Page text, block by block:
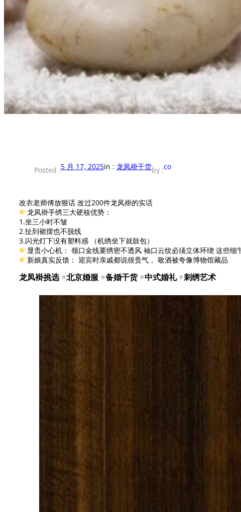
Posted :5 月 17, 2025in : 龙凤褂干货by :co
改衣老师傅放狠话 改过200件龙凤褂的实话
龙凤褂手绣三大硬核优势：
1.坐三小时不皱
2.扯到裙摆也不脱线
3.闪光灯下没有塑料感 （机绣坐下就鼓包）
显贵小心机： 领口金线要绣密不透风 袖口云纹必须立体环绕 这些细
新娘真实反馈： 迎宾时亲戚都说很贵气， 敬酒被夸像博物馆藏品
龙凤褂挑选 #北京婚服 #备婚干货 #中式婚礼 #刺绣艺术